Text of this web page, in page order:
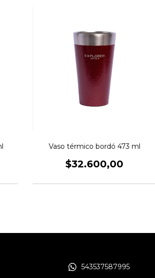
Vaso térmico bordó 473 ml
$32.600,00
543537587995